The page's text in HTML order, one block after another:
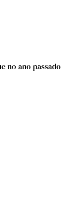
no ano passado